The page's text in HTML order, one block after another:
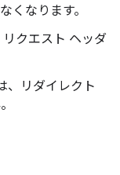
くなります。
リクエスト ヘッダ
、リダイレクト
。